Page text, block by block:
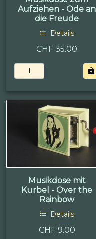
Aufziehen - Ode an
die Freude
Details
CHF 35.00
Musikdose mit
Kurbel - Over the
Rainbow
Details
CHF 9.00